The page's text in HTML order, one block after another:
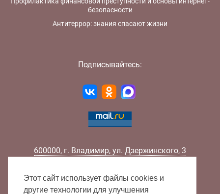
безопасности
Антитеррор: знания спасают жизни
Подписывайтесь:
600000, г. Владимир, ул. Дзержинского, 3
Факс:
+7 (4922) 32-52-88
E-mail:
info@lib33.ru
Этот сайт использует файлы cookies и
другие технологии для улучшения